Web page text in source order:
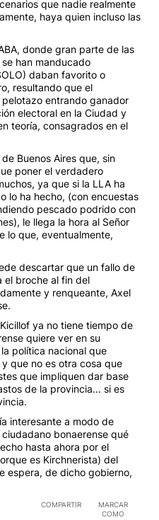
que nadie realmente
haya quien incluso las
donde gran parte de las
han manducado
daban favorito o
resultando que el
entrando ganador
electoral en la Ciudad y
teoría, consagrados en el
Buenos Aires que, sin
poner el verdadero
ya que si la LLA ha
lo ha hecho, (con encuestas
pescado podrido con
le llega la hora al Señor
lo que, eventualmente,
descartar que un fallo de
el broche al fin del
y renqueante, Axel
ya no tiene tiempo de
quiere ver en su
política nacional que
que no es otra cosa que
que impliquen dar base
de la provincia... si es
interesante a modo de
bonaerense qué
hasta ahora por el
es Kirchnerista) del
espera, de dicho gobierno,
COMPARTIR
MARCAR
COMO